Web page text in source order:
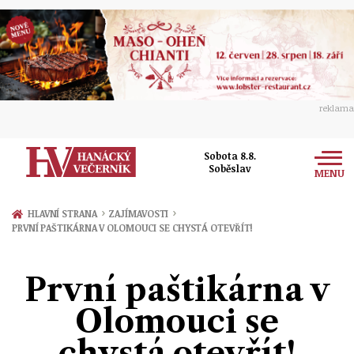
reklama
Sobota 8.8.
Soběslav
MENU
Zprávy
Prostějov
Politika
Ekonomika
Kultura
Společnost
HLAVNÍ STRANA › ZAJÍMAVOSTI ›
PRVNÍ PAŠTIKÁRNA V OLOMOUCI SE CHYSTÁ OTEVŘÍT!
První paštikárna v
Olomouci se